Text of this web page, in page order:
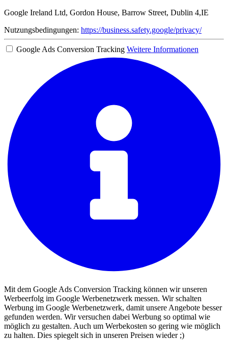
Google Ireland Ltd, Gordon House, Barrow Street, Dublin 4,IE
Nutzungsbedingungen: https://business.safety.google/privacy/
Google Ads Conversion Tracking Weitere Informationen
Mit dem Google Ads Conversion Tracking können wir unseren
Werbeerfolg im Google Werbenetzwerk messen. Wir schalten
Werbung im Google Werbenetzwerk, damit unsere Angebote besser
gefunden werden. Wir versuchen dabei Werbung so optimal wie
möglich zu gestalten. Auch um Werbekosten so gering wie möglich
zu halten. Dies spiegelt sich in unseren Preisen wieder ;)